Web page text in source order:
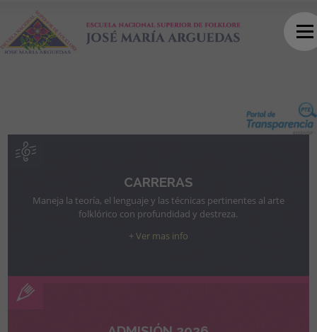
CARRERAS
Maneja la teoría, el lenguaje y las técnicas pertinentes al arte
folklórico con profundidad y destreza.
+ Ver mas info